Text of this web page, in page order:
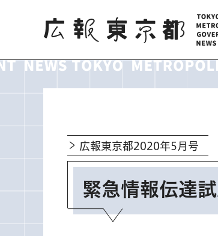
広報東京都
広報東京都2020年5月号
緊急情報伝達